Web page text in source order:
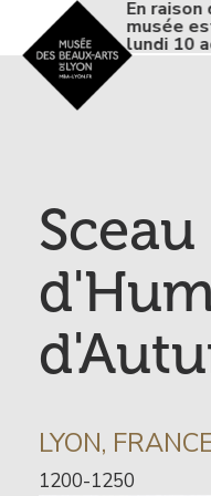
Accueil
En raison
musée
lundi 10
Sceau
INFORMATION
SUR
LYON,
Date
1200-1250